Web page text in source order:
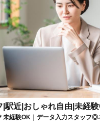
|駅近|おしゃれ自由|未経
未経験OK｜データ入力スタッフ◎
〜OK＊